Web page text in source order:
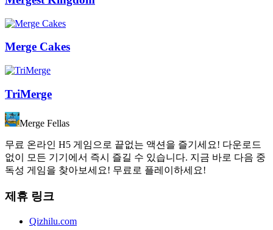
Merge Cakes
TriMerge
Merge Fellas
무료 온라인 H5 게임으로 끝없는 액션을 즐기세요! 다운로드
없이 모든 기기에서 즉시 즐길 수 있습니다. 지금 바로 다음 중
독성 게임을 찾아보세요! 무료로 플레이하세요!
제휴 링크
Qizhilu.com